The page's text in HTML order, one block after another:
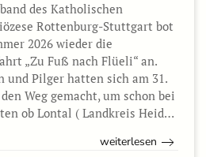
des Katholischen
Rottenburg-Stuttgart bot
2026 wieder die
„Zu Fuß nach Flüeli“ an.
und Pilger hatten sich am 31.
Weg gemacht, um schon bei
ob Lontal ( Landkreis Heid…
weiterlesen